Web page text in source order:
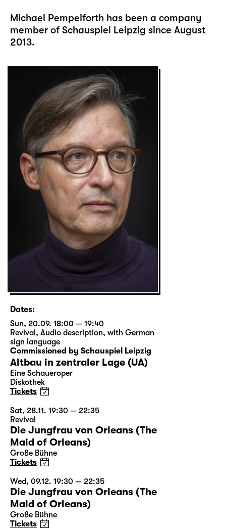
Michael Pempelforth has been a company
member of Schauspiel Leipzig since August
2013.
Dates:
Sun, 20.09. 18:00 — 19:40
Revival , Audio description, with German
sign language
Commissioned by Schauspiel Leipzig
Altbau in zentraler Lage (UA)
Eine Schaueroper
Diskothek
Tickets
Sat, 28.11. 19:30 — 22:35
Revival
Die Jungfrau von Orleans (The
Maid of Orleans)
Große Bühne
Tickets
Wed, 09.12. 19:30 — 22:35
Die Jungfrau von Orleans (The
Maid of Orleans)
Große Bühne
Tickets